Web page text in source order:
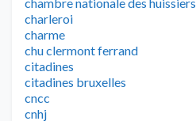
charleroi
charme
chu clermont ferrand
citadines
citadines bruxelles
cncc
cnhj